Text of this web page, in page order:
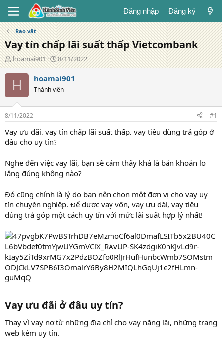
Đăng nhập Đăng ký
Rao vặt
Vay tín chấp lãi suất thấp Vietcombank
T
á
c
g
ả
hoamai901
N
g
à
y
đ
g
8/11/2022
H hoamai901
Thành viên
8/11/2022 #1
Vay ưu đãi, vay tín chấp lãi suất thấp, vay tiêu dùng trả góp ở
đâu cho uy tín?
Nghe đến việc vay lãi, bạn sẽ cảm thấy khá là băn khoăn lo
lắng đúng không nào?
Đó cũng chính là lý do bạn nên chọn một đơn vị cho vay uy
tín chuyên nghiệp. Để được vay vốn, vay ưu đãi, vay tiêu
dùng trả góp một cách uy tín với mức lãi suất hợp lý nhất!
Vay ưu đãi ở đâu uy tín?​
Thay vì vay nợ từ những địa chỉ cho vay nặng lãi, những trang
web kém uy tín.